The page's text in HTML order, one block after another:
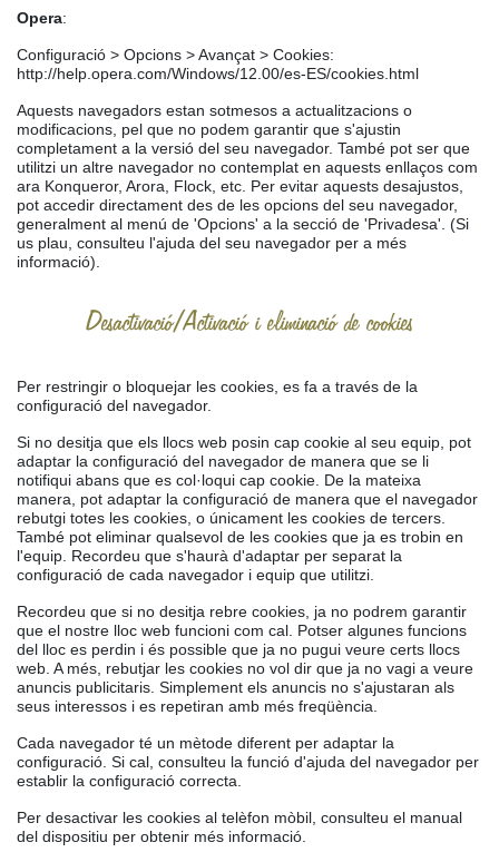
Opera:
Configuració > Opcions > Avançat > Cookies:
http://help.opera.com/Windows/12.00/es-ES/cookies.html
Aquests navegadors estan sotmesos a actualitzacions o
modificacions, pel que no podem garantir que s'ajustin
completament a la versió del seu navegador. També pot ser que
utilitzi un altre navegador no contemplat en aquests enllaços com
ara Konqueror, Arora, Flock, etc. Per evitar aquests desajustos,
pot accedir directament des de les opcions del seu navegador,
generalment al menú de 'Opcions' a la secció de 'Privadesa'. (Si
us plau, consulteu l'ajuda del seu navegador per a més
informació).
Desactivació/Activació i eliminació de cookies
Per restringir o bloquejar les cookies, es fa a través de la
configuració del navegador.
Si no desitja que els llocs web posin cap cookie al seu equip, pot
adaptar la configuració del navegador de manera que se li
notifiqui abans que es col·loqui cap cookie. De la mateixa
manera, pot adaptar la configuració de manera que el navegador
rebutgi totes les cookies, o únicament les cookies de tercers.
També pot eliminar qualsevol de les cookies que ja es trobin en
l'equip. Recordeu que s'haurà d'adaptar per separat la
configuració de cada navegador i equip que utilitzi.
Recordeu que si no desitja rebre cookies, ja no podrem garantir
que el nostre lloc web funcioni com cal. Potser algunes funcions
del lloc es perdin i és possible que ja no pugui veure certs llocs
web. A més, rebutjar les cookies no vol dir que ja no vagi a veure
anuncis publicitaris. Simplement els anuncis no s'ajustaran als
seus interessos i es repetiran amb més freqüència.
Cada navegador té un mètode diferent per adaptar la
configuració. Si cal, consulteu la funció d'ajuda del navegador per
establir la configuració correcta.
Per desactivar les cookies al telèfon mòbil, consulteu el manual
del dispositiu per obtenir més informació.